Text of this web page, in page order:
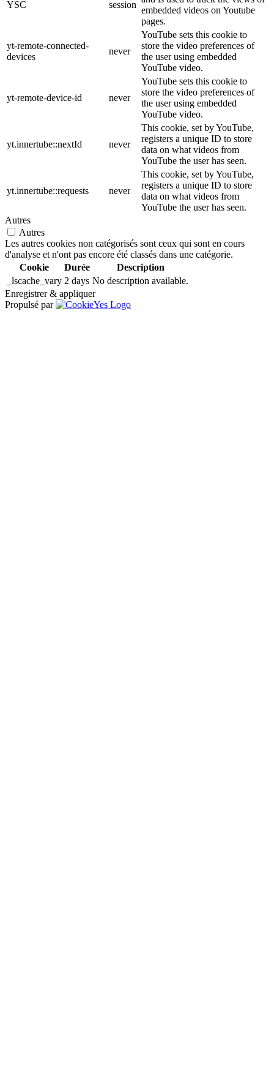
YSC session
embedded videos on Youtube
pages.
yt-remote-connected-
devices
never
YouTube sets this cookie to
store the video preferences of
the user using embedded
YouTube video.
yt-remote-device-id never
YouTube sets this cookie to
store the video preferences of
the user using embedded
YouTube video.
yt.innertube::nextId never
This cookie, set by YouTube,
registers a unique ID to store
data on what videos from
YouTube the user has seen.
yt.innertube::requests never
This cookie, set by YouTube,
registers a unique ID to store
data on what videos from
YouTube the user has seen.
Autres
Autres
Les autres cookies non catégorisés sont ceux qui sont en cours
d'analyse et n'ont pas encore été classés dans une catégorie.
Cookie
Durée
Description
_lscache_vary 2 days No description available.
Enregistrer & appliquer
Propulsé par